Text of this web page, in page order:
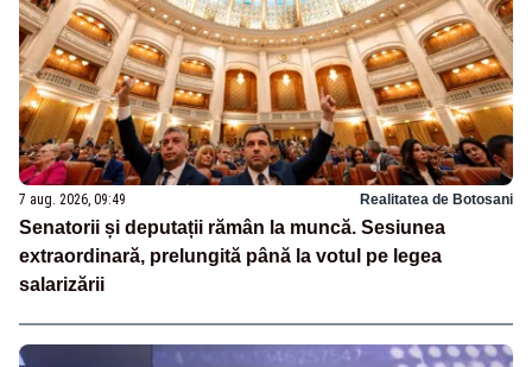
7 aug. 2026, 09:49 Realitatea de Botosani
Senatorii și deputații rămân la muncă. Sesiunea
extraordinară, prelungită până la votul pe legea
salarizării